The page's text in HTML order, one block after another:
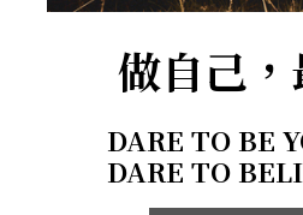
做自己
DARE TO BE
DARE TO